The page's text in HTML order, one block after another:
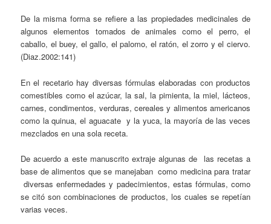
De la misma forma se refiere a las propiedades medicinales de
algunos elementos tomados de animales como el perro, el
caballo, el buey, el gallo, el palomo, el ratón, el zorro y el ciervo.
(Diaz.2002:141)
En el recetario hay diversas fórmulas elaboradas con productos
comestibles como el azúcar, la sal, la pimienta, la miel, lácteos,
carnes, condimentos, verduras, cereales y alimentos americanos
como la quinua, el aguacate y la yuca, la mayoría de las veces
mezclados en una sola receta.
De acuerdo a este manuscrito extraje algunas de las recetas a
base de alimentos que se manejaban como medicina para tratar
diversas enfermedades y padecimientos, estas fórmulas, como
se citó son combinaciones de productos, los cuales se repetían
varias veces.